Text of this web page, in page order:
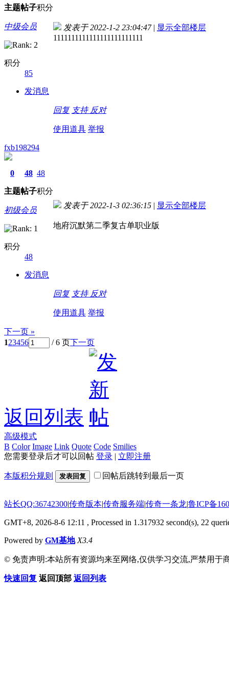
主题帖子积分
中级会员
积分
85
发消息
发表于 2022-1-2 23:04:47 | 显示全部楼层
1111111111111111111111111
回复 支持 反对
使用道具 举报
fxb198294
0
主题
48
帖子
48
积分
初级会员
积分
48
发消息
发表于 2022-1-3 02:36:15 | 显示全部楼层
地府沉默第二季复古单职业版
回复 支持 反对
使用道具 举报
下一页 »
123456 / 6 页下一页
返回列表
高级模式
B Color Image Link Quote Code Smilies
您需要登录后才可以回帖 登录 | 立即注册
本版积分规则 发表回复 回帖后跳转到最后一页
站长QQ:36742300|传奇版本|传奇服务端|传奇一条龙|鲁ICP备
GMT+8, 2026-8-6 12:11 , Processed in 1.317932 second(s), 22
Powered by GM基地 X3.4
© 免责声明:本站所有资源均来至网络,仅供学习交流,严禁用于
快速回复 返回顶部 返回列表